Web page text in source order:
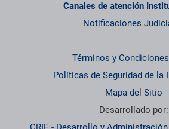
Canales de atención
Notificaciones
Términos y Condiciones
Políticas de Seguridad de la
Mapa del Sitio
Desarrollado por: